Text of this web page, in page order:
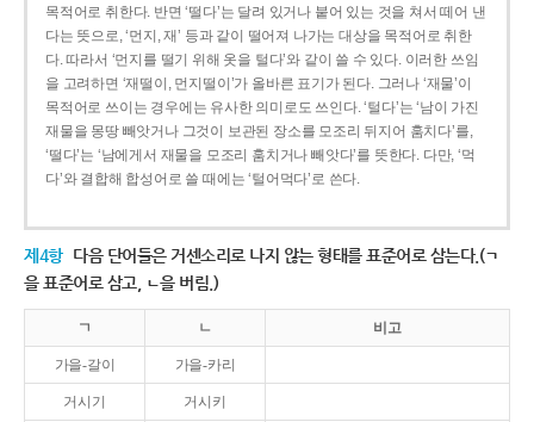
목적어로 취한다. 반면 ‘떨다’는 달려 있거나 붙어 있는 것을 쳐서 떼어 낸
다는 뜻으로, ‘먼지, 재’ 등과 같이 떨어져 나가는 대상을 목적어로 취한
다. 따라서 ‘먼지를 떨기 위해 옷을 털다’와 같이 쓸 수 있다. 이러한 쓰임
을 고려하면 ‘재떨이, 먼지떨이’가 올바른 표기가 된다. 그러나 ‘재물’이
목적어로 쓰이는 경우에는 유사한 의미로도 쓰인다. ‘털다’는 ‘남이 가진
재물을 몽땅 빼앗거나 그것이 보관된 장소를 모조리 뒤지어 훔치다’를,
‘떨다’는 ‘남에게서 재물을 모조리 훔치거나 빼앗다’를 뜻한다. 다만, ‘먹
다’와 결합해 합성어로 쓸 때에는 ‘털어먹다’로 쓴다.
제4항 다음 단어들은 거센소리로 나지 않는 형태를 표준어로 삼는다.(ㄱ
을 표준어로 삼고, ㄴ을 버림.)
ㄱ ㄴ 비고
가을-갈이 가을-카리
거시기 거시키